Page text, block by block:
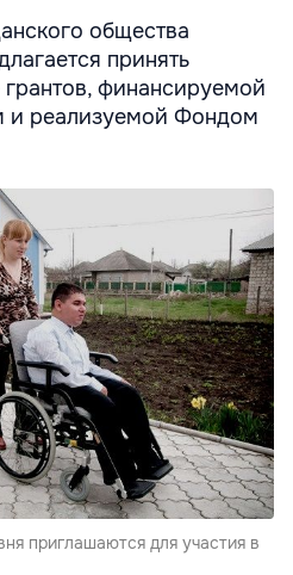
общества
принять
финансируемой
и реализуемой Фондом
приглашаются для участия в